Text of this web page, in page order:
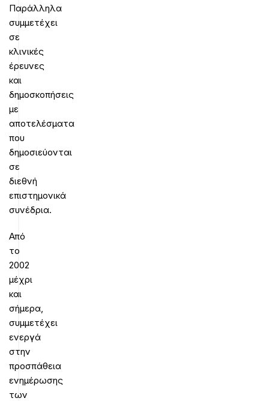
Παράλληλα
συμμετέχει
σε
κλινικές
έρευνες
και
δημοσκοπήσεις
με
αποτελέσματα
που
δημοσιεύονται
σε
διεθνή
επιστημονικά
συνέδρια.
Από
το
2002
μέχρι
και
σήμερα,
συμμετέχει
ενεργά
στην
προσπάθεια
ενημέρωσης
των